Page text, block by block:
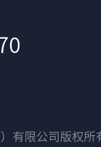
）有限公司版权